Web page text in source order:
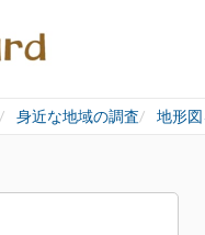
身近な地域の調査 地形